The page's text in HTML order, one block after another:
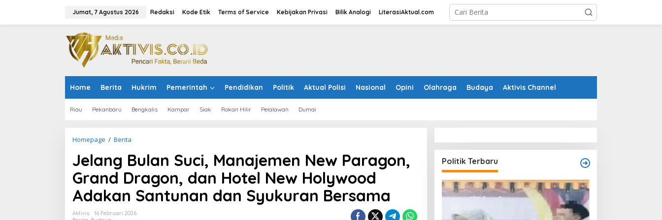
Jumat, 7 Agustus 2026 Redaksi Kode Etik Terms of Service Kebijakan Privasi Bilik Analogi LiterasiAktual.com
Home Berita Hukrim Pemerintah Pendidikan Politik Aktual Polisi Nasional Opini Olahraga Budaya Aktivis Channel
Riau Pekanbaru Bengkalis Kampar Siak Rokan Hilir Pelalawan Dumai
Homepage / Berita
l
a
n
g
l
Jelang Bulan Suci, Manajemen New Paragon,
Grand Dragon, dan Hotel New Holywood
Adakan Santunan dan Syukuran Bersama
Aktivis
16 Februari 2026
Politik Terbaru